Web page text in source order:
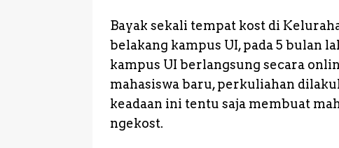
Bayak sekali tempat kost di
belakang kampus UI, pada 5 bulan
kampus UI berlangsung secara
mahasiswa baru, perkuliahan
keadaan ini tentu saja membuat
ngekost.